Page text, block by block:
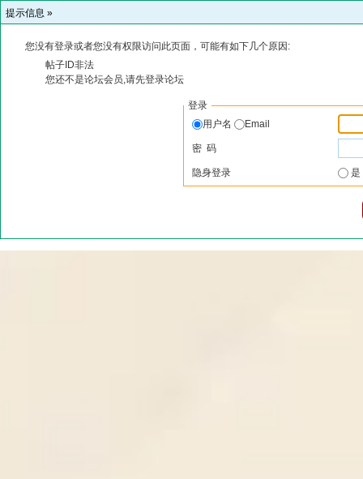
提示信息 »
您没有登录或者您没有权限访问此页面，可能有如下几个原因:
帖子ID非法
您还不是论坛会员,请先登录论坛
登录
用户名
Email
密 码
隐身登录